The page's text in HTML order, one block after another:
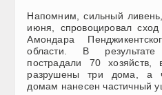
Напомним, сильный
июня, спровоцировал
Амондара
области. В результате
пострадали 70
разрушены три дома, а
домам нанесен частичный